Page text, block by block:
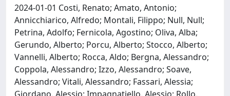
2024-01-01 Costi, Renato; Amato, Antonio;
Annicchiarico, Alfredo; Montali, Filippo; Null, Null;
Petrina, Adolfo; Fernicola, Agostino; Oliva, Alba;
Gerundo, Alberto; Porcu, Alberto; Stocco, Alberto;
Vannelli, Alberto; Rocca, Aldo; Bergna, Alessandro;
Coppola, Alessandro; Izzo, Alessandro; Soave,
Alessandro; Vitali, Alessandro; Fassari, Alessia;